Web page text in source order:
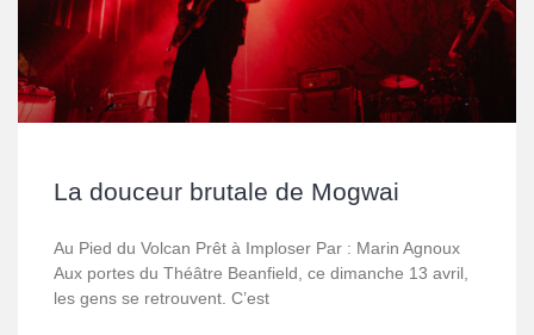
La douceur brutale de Mogwai
Au Pied du Volcan Prêt à Imploser Par : Marin Agnoux
Aux portes du Théâtre Beanfield, ce dimanche 13 avril,
les gens se retrouvent. C’est